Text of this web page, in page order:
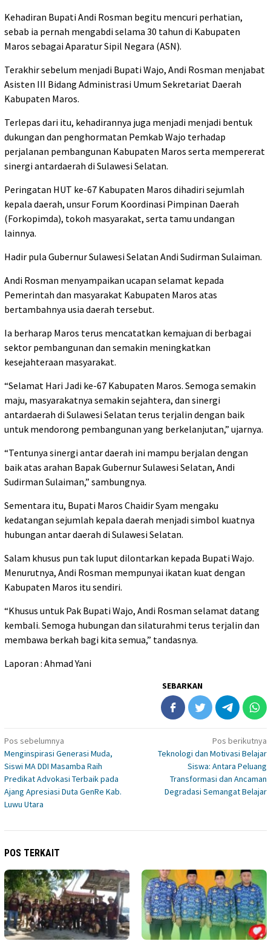
Kehadiran Bupati Andi Rosman begitu mencuri perhatian,
sebab ia pernah mengabdi selama 30 tahun di Kabupaten
Maros sebagai Aparatur Sipil Negara (ASN).
Terakhir sebelum menjadi Bupati Wajo, Andi Rosman menjabat
Asisten III Bidang Administrasi Umum Sekretariat Daerah
Kabupaten Maros.
Terlepas dari itu, kehadirannya juga menjadi menjadi bentuk
dukungan dan penghormatan Pemkab Wajo terhadap
perjalanan pembangunan Kabupaten Maros serta mempererat
sinergi antardaerah di Sulawesi Selatan.
Peringatan HUT ke-67 Kabupaten Maros dihadiri sejumlah
kepala daerah, unsur Forum Koordinasi Pimpinan Daerah
(Forkopimda), tokoh masyarakat, serta tamu undangan
lainnya.
Hadir pula Gubernur Sulawesi Selatan Andi Sudirman Sulaiman.
Andi Rosman menyampaikan ucapan selamat kepada
Pemerintah dan masyarakat Kabupaten Maros atas
bertambahnya usia daerah tersebut.
Ia berharap Maros terus mencatatkan kemajuan di berbagai
sektor pembangunan dan semakin meningkatkan
kesejahteraan masyarakat.
“Selamat Hari Jadi ke-67 Kabupaten Maros. Semoga semakin
maju, masyarakatnya semakin sejahtera, dan sinergi
antardaerah di Sulawesi Selatan terus terjalin dengan baik
untuk mendorong pembangunan yang berkelanjutan,” ujarnya.
“Tentunya sinergi antar daerah ini mampu berjalan dengan
baik atas arahan Bapak Gubernur Sulawesi Selatan, Andi
Sudirman Sulaiman,” sambungnya.
Sementara itu, Bupati Maros Chaidir Syam mengaku
kedatangan sejumlah kepala daerah menjadi simbol kuatnya
hubungan antar daerah di Sulawesi Selatan.
Salam khusus pun tak luput dilontarkan kepada Bupati Wajo.
Menurutnya, Andi Rosman mempunyai ikatan kuat dengan
Kabupaten Maros itu sendiri.
“Khusus untuk Pak Bupati Wajo, Andi Rosman selamat datang
kembali. Semoga hubungan dan silaturahmi terus terjalin dan
membawa berkah bagi kita semua,” tandasnya.
Laporan : Ahmad Yani
SEBARKAN
Navigasi
pos
Pos sebelumnya
Menginspirasi Generasi Muda,
Siswi MA DDI Masamba Raih
Predikat Advokasi Terbaik pada
Ajang Apresiasi Duta GenRe Kab.
Luwu Utara
Pos berikutnya
Teknologi dan Motivasi Belajar
Siswa: Antara Peluang
Transformasi dan Ancaman
Degradasi Semangat Belajar
POS TERKAIT